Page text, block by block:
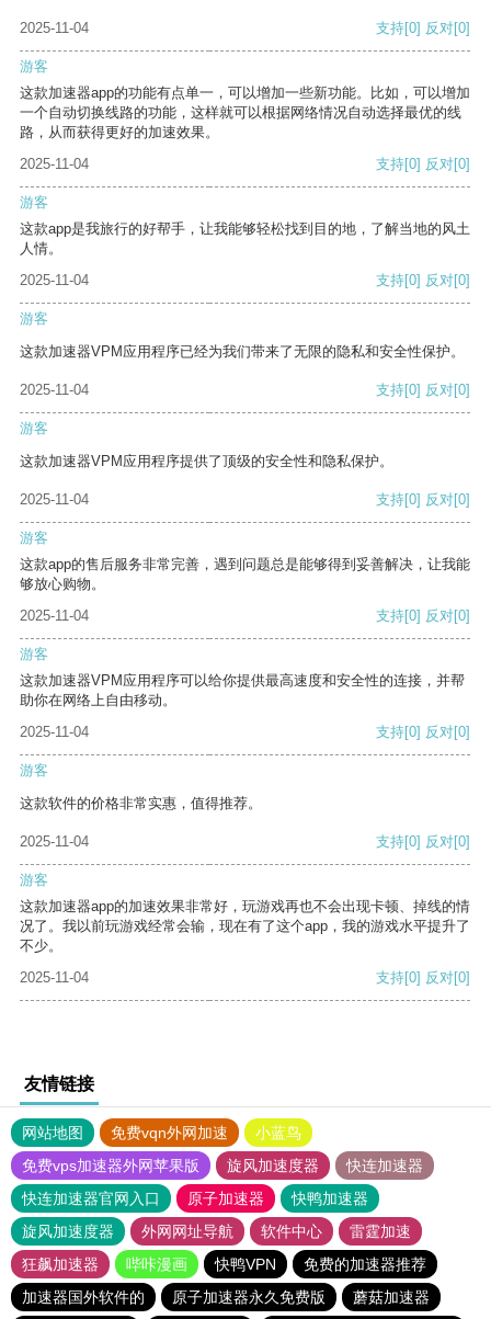
2025-11-04 支持[0] 反对[0]
游客
这款加速器app的功能有点单一，可以增加一些新功能。比如，可以增加
一个自动切换线路的功能，这样就可以根据网络情况自动选择最优的线
路，从而获得更好的加速效果。
2025-11-04
支持[0] 反对[0]
游客
这款app是我旅行的好帮手，让我能够轻松找到目的地，了解当地的风土
人情。
2025-11-04
支持[0] 反对[0]
游客
这款加速器VPM应用程序已经为我们带来了无限的隐私和安全性保护。
2025-11-04 支持[0] 反对[0]
游客
这款加速器VPM应用程序提供了顶级的安全性和隐私保护。
2025-11-04 支持[0] 反对[0]
游客
这款app的售后服务非常完善，遇到问题总是能够得到妥善解决，让我能
够放心购物。
2025-11-04
支持[0] 反对[0]
游客
这款加速器VPM应用程序可以给你提供最高速度和安全性的连接，并帮
助你在网络上自由移动。
2025-11-04
支持[0] 反对[0]
游客
这款软件的价格非常实惠，值得推荐。
2025-11-04 支持[0] 反对[0]
游客
这款加速器app的加速效果非常好，玩游戏再也不会出现卡顿、掉线的情
况了。我以前玩游戏经常会输，现在有了这个app，我的游戏水平提升了
不少。
2025-11-04
支持[0] 反对[0]
友情链接
网站地图 免费vqn外网加速
小蓝鸟
免费vps加速器外网苹果版
旋风加速度器
快连加速器
快连加速器官网入口
原子加速器
快鸭加速器
旋风加速度器
外网网址导航 软件中心
雷霆加速
狂飙加速器
哔咔漫画 快鸭VPN
免费的加速器推荐
加速器国外软件的
原子加速器永久免费版 蘑菇加速器